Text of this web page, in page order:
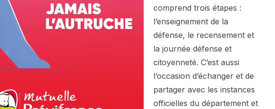
comprend trois étapes :
l’enseignement de la
défense, le recensement et
la journée défense et
citoyenneté. C’est aussi
l’occasion d’échanger et de
partager avec les instances
officielles du département et